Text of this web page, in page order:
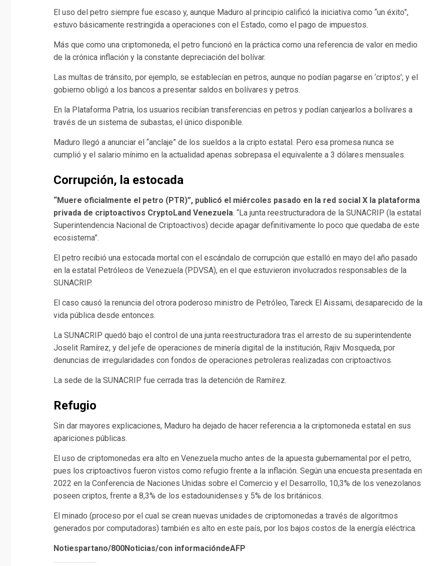
El uso del petro siempre fue escaso y, aunque Maduro al principio calificó la iniciativa como “un éxito”,
estuvo básicamente restringida a operaciones con el Estado, como el pago de impuestos.
Más que como una criptomoneda, el petro funcionó en la práctica como una referencia de valor en medio
de la crónica inflación y la constante depreciación del bolívar.
Las multas de tránsito, por ejemplo, se establecían en petros, aunque no podían pagarse en ‘criptos’; y el
gobierno obligó a los bancos a presentar saldos en bolívares y petros.
En la Plataforma Patria, los usuarios recibían transferencias en petros y podían canjearlos a bolívares a
través de un sistema de subastas, el único disponible.
Maduro llegó a anunciar el “anclaje” de los sueldos a la cripto estatal. Pero esa promesa nunca se
cumplió y el salario mínimo en la actualidad apenas sobrepasa el equivalente a 3 dólares mensuales.
Corrupción, la estocada
“Muere oficialmente el petro (PTR)”, publicó el miércoles pasado en la red social X la plataforma
privada de criptoactivos CryptoLand Venezuela. “La junta reestructuradora de la SUNACRIP (la estatal
Superintendencia Nacional de Criptoactivos) decide apagar definitivamente lo poco que quedaba de este
ecosistema”.
El petro recibió una estocada mortal con el escándalo de corrupción que estalló en mayo del año pasado
en la estatal Petróleos de Venezuela (PDVSA), en el que estuvieron involucrados responsables de la
SUNACRIP.
El caso causó la renuncia del otrora poderoso ministro de Petróleo, Tareck El Aissami, desaparecido de la
vida pública desde entonces.
La SUNACRIP quedó bajo el control de una junta reestructuradora tras el arresto de su superintendente
Joselit Ramírez, y del jefe de operaciones de minería digital de la institución, Rajiv Mosqueda, por
denuncias de irregularidades con fondos de operaciones petroleras realizadas con criptoactivos.
La sede de la SUNACRIP fue cerrada tras la detención de Ramírez.
Refugio
Sin dar mayores explicaciones, Maduro ha dejado de hacer referencia a la criptomoneda estatal en sus
apariciones públicas.
El uso de criptomonedas era alto en Venezuela mucho antes de la apuesta gubernamental por el petro,
pues los criptoactivos fueron vistos como refugio frente a la inflación. Según una encuesta presentada en
2022 en la Conferencia de Naciones Unidas sobre el Comercio y el Desarrollo, 10,3% de los venezolanos
poseen criptos, frente a 8,3% de los estadounidenses y 5% de los británicos.
El minado (proceso por el cual se crean nuevas unidades de criptomonedas a través de algoritmos
generados por computadoras) también es alto en este país, por los bajos costos de la energía eléctrica.
Notiespartano/800Noticias/con informacióndeAFP